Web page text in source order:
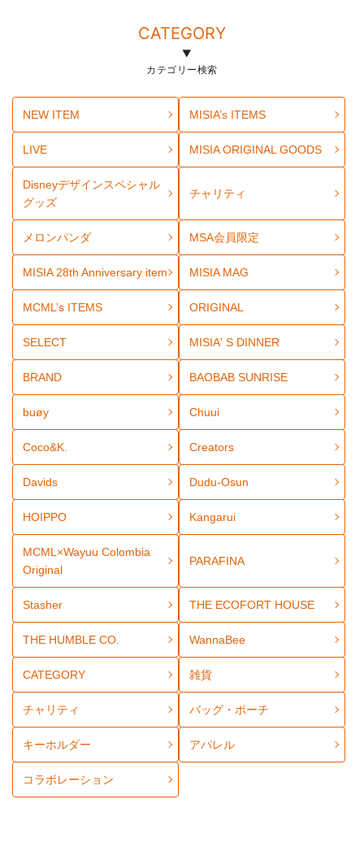
CATEGORY
カテゴリー検索
NEW ITEM MISIA’s ITEMS
LIVE MISIA ORIGINAL GOODS
Disneyデザインスペシャル
グッズ
チャリティ
メロンパンダ MSA会員限定
MISIA 28th Anniversary item MISIA MAG
MCML’s ITEMS ORIGINAL
SELECT MISIA' S DINNER
BRAND BAOBAB SUNRISE
buøy Chuui
Coco&K. Creators
Davids Dudu-Osun
HOIPPO Kangarui
MCML×Wayuu Colombia
Original
PARAFINA
Stasher THE ECOFORT HOUSE
THE HUMBLE CO. WannaBee
CATEGORY 雑貨
チャリティ バッグ・ポーチ
キーホルダー アパレル
コラボレーション